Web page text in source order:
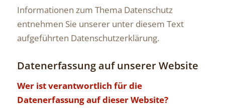
Informationen zum Thema Datenschutz
entnehmen Sie unserer unter diesem Text
aufgeführten Datenschutzerklärung.
Datenerfassung auf unserer Website
Wer ist verantwortlich für die
Datenerfassung auf dieser Website?